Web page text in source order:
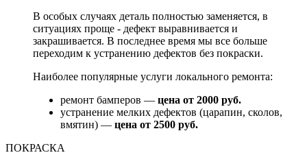
В особых случаях деталь полностью заменяется, в
ситуациях проще - дефект выравнивается и
закрашивается. В последнее время мы все больше
переходим к устранению дефектов без покраски.
Наиболее популярные услуги локального ремонта:
ремонт бамперов — цена от 2000 руб.
устранение мелких дефектов (царапин, сколов,
вмятин) — цена от 2500 руб.
ПОКРАСКА